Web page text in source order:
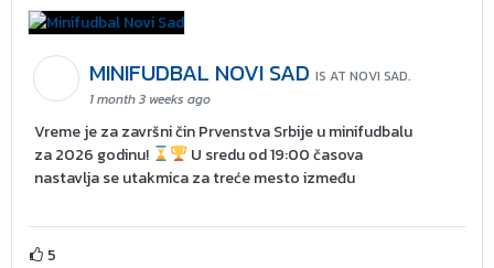
MINIFUDBAL NOVI SAD IS AT NOVI SAD.
1 month 3 weeks ago
Vreme je za završni čin Prvenstva Srbije u minifudbalu
za 2026 godinu!
U sredu od 19:00 časova
nastavlja se utakmica za treće mesto između
5